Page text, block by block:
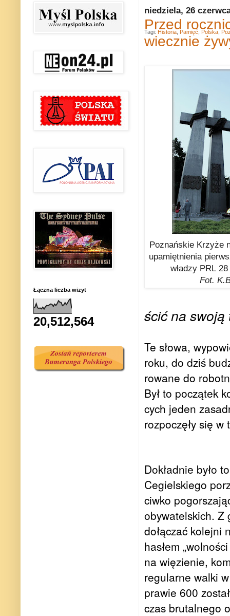
niedziela, 26
Przed
wiecznie
Poznańskie Krzyże
upamiętnienia
władzy PRL
Fot.
ścić na swoją
Te słowa,
roku, do dziś
ro­wane do
Był to począ­tek
cych jeden
roz­po­częły się
Dokład­nie było
Cegiel­skiego
ciwko
oby­wa­tel­skich. Z
dołą­czać kolejni
hasłem
na wię­zie­nie,
regu­larne walki
pra­wie 600
czas bru­tal­nego
Tagi: Historia Pamięć Polska
Łączna liczba wizyt
20,512,564